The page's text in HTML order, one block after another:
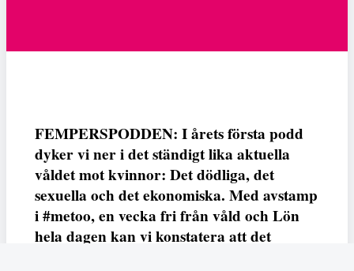
FEMPERSPODDEN: I årets första podd
dyker vi ner i det ständigt lika aktuella
våldet mot kvinnor: Det dödliga, det
sexuella och det ekonomiska. Med avstamp
i #metoo, en vecka fri från våld och Lön
hela dagen kan vi konstatera att det